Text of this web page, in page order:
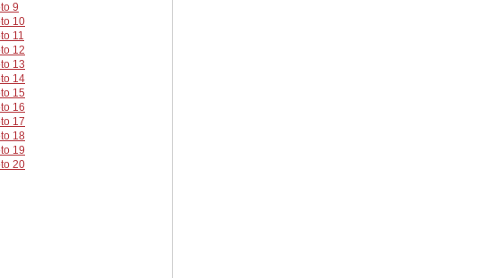
9
10
11
12
13
14
15
16
17
18
19
20